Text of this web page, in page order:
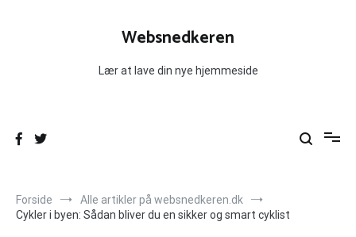
Websnedkeren
Lær at lave din nye hjemmeside
Forside
Alle artikler på websnedkeren.dk
Cykler i byen: Sådan bliver du en sikker og smart cyklist